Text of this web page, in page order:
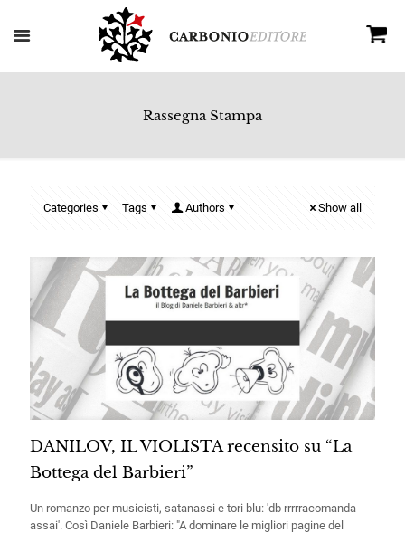
Rassegna Stampa
Categories Tags Authors Show all
DANILOV, IL VIOLISTA recensito su “La
Bottega del Barbieri”
Un romanzo per musicisti, satanassi e tori blu: 'db rrrrracomanda
assai'. Così Daniele Barbieri: "A dominare le migliori pagine del